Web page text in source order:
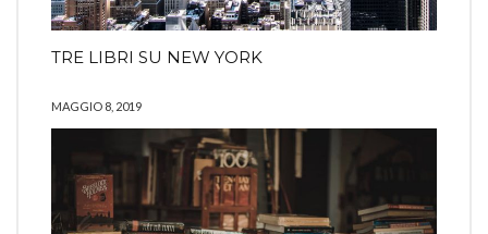
TRE LIBRI SU NEW YORK
MAGGIO 8, 2019